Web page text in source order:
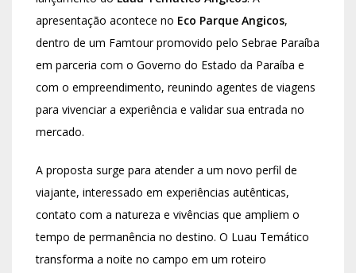
apresentação acontece no Eco Parque Angicos,
dentro de um Famtour promovido pelo Sebrae Paraíba
em parceria com o Governo do Estado da Paraíba e
com o empreendimento, reunindo agentes de viagens
para vivenciar a experiência e validar sua entrada no
mercado.
A proposta surge para atender a um novo perfil de
viajante, interessado em experiências autênticas,
contato com a natureza e vivências que ampliem o
tempo de permanência no destino. O Luau Temático
transforma a noite no campo em um roteiro